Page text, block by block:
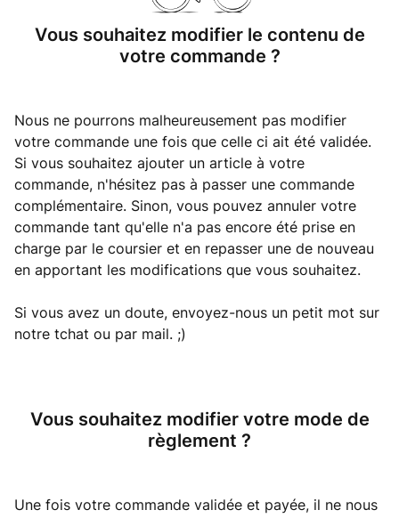
Vous souhaitez modifier le contenu de
votre commande ?
Nous ne pourrons malheureusement pas modifier
votre commande une fois que celle ci ait été validée.
Si vous souhaitez ajouter un article à votre
commande, n'hésitez pas à passer une commande
complémentaire. Sinon, vous pouvez annuler votre
commande tant qu'elle n'a pas encore été prise en
charge par le coursier et en repasser une de nouveau
en apportant les modifications que vous souhaitez.
Si vous avez un doute, envoyez-nous un petit mot sur
notre tchat ou par mail. ;)
Vous souhaitez modifier votre mode de
règlement ?
Une fois votre commande validée et payée, il ne nous